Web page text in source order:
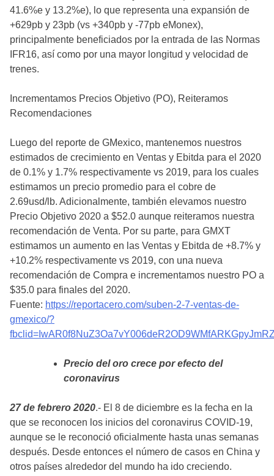
41.6%e y 13.2%e), lo que representa una expansión de
+629pb y 23pb (vs +340pb y -77pb eMonex),
principalmente beneficiados por la entrada de las Normas
IFR16, así como por una mayor longitud y velocidad de
trenes.
Incrementamos Precios Objetivo (PO), Reiteramos
Recomendaciones
Luego del reporte de GMexico, mantenemos nuestros
estimados de crecimiento en Ventas y Ebitda para el 2020
de 0.1% y 1.7% respectivamente vs 2019, para los cuales
estimamos un precio promedio para el cobre de
2.69usd/lb. Adicionalmente, también elevamos nuestro
Precio Objetivo 2020 a $52.0 aunque reiteramos nuestra
recomendación de Venta. Por su parte, para GMXT
estimamos un aumento en las Ventas y Ebitda de +8.7% y
+10.2% respectivamente vs 2019, con una nueva
recomendación de Compra e incrementamos nuestro PO a
$35.0 para finales del 2020.
Fuente: https://reportacero.com/suben-2-7-ventas-de-
gmexico/?
Precio del oro crece por efecto del
coronavirus
27 de febrero 2020.- El 8 de diciembre es la fecha en la
que se reconocen los inicios del coronavirus COVID-19,
aunque se le reconoció oficialmente hasta unas semanas
después. Desde entonces el número de casos en China y
otros países alrededor del mundo ha ido creciendo.